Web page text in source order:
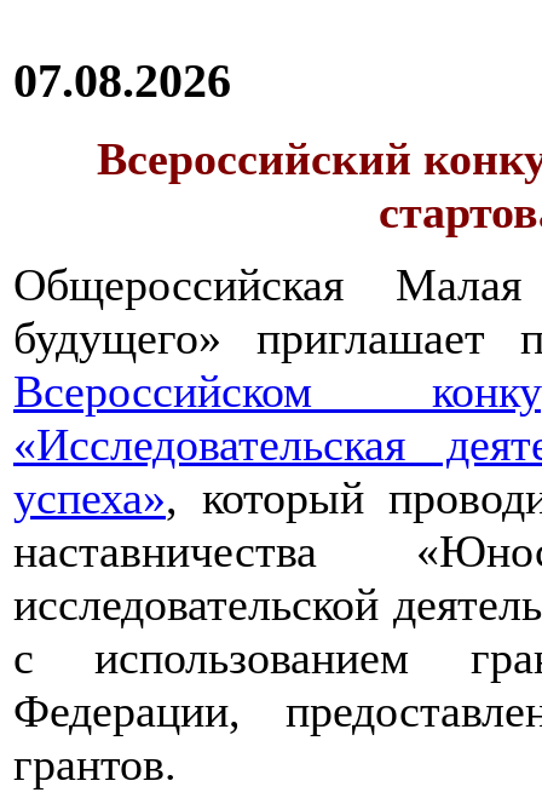
07.08.2026
Всероссийский
Общероссийская
будущего» приглашает
Всероссийском
«Исследовательская
успеха», который
наставничества
исследовательской
с использованием
Федерации,
грантов.